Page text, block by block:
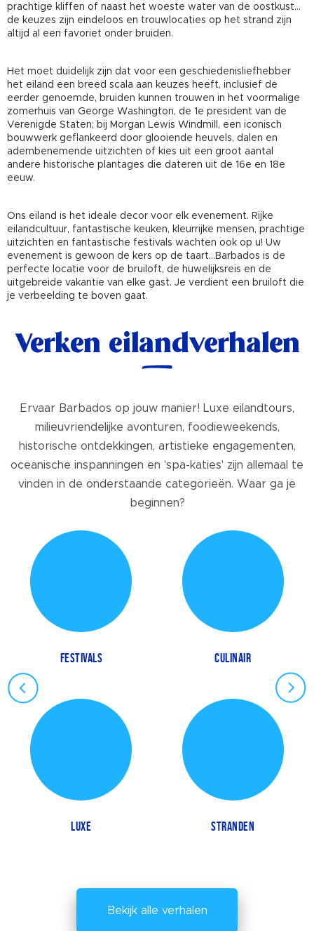
prachtige kliffen of naast het woeste water van de oostkust...
de keuzes zijn eindeloos en trouwlocaties op het strand zijn
altijd al een favoriet onder bruiden.
Het moet duidelijk zijn dat voor een geschiedenisliefhebber
het eiland een breed scala aan keuzes heeft, inclusief de
eerder genoemde, bruiden kunnen trouwen in het voormalige
zomerhuis van George Washington, de 1e president van de
Verenigde Staten; bij Morgan Lewis Windmill, een iconisch
bouwwerk geflankeerd door glooiende heuvels, dalen en
adembenemende uitzichten of kies uit een groot aantal
andere historische plantages die dateren uit de 16e en 18e
eeuw.
Ons eiland is het ideale decor voor elk evenement. Rijke
eilandcultuur, fantastische keuken, kleurrijke mensen, prachtige
uitzichten en fantastische festivals wachten ook op u! Uw
evenement is gewoon de kers op de taart...Barbados is de
perfecte locatie voor de bruiloft, de huwelijksreis en de
uitgebreide vakantie van elke gast. Je verdient een bruiloft die
je verbeelding te boven gaat.
Verken eilandverhalen
Ervaar Barbados op jouw manier! Luxe eilandtours,
milieuvriendelijke avonturen, foodieweekends,
historische ontdekkingen, artistieke engagementen,
oceanische inspanningen en 'spa-katies' zijn allemaal te
vinden in de onderstaande categorieën. Waar ga je
beginnen?
FESTIVALS
LUXE
CULINAIR
STRANDEN
Bekijk alle verhalen